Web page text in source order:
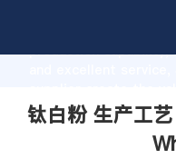
production capability,
customers.
钛白粉 生产工